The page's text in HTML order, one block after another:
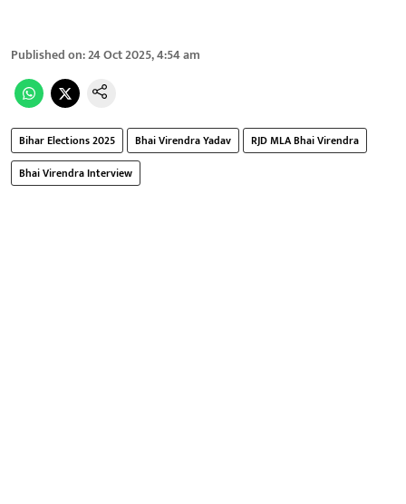
Published on:24 Oct 2025, 4:54 am
Bihar Elections 2025 Bhai Virendra Yadav
RJD MLA Bhai Virendra
Bhai Virendra Interview